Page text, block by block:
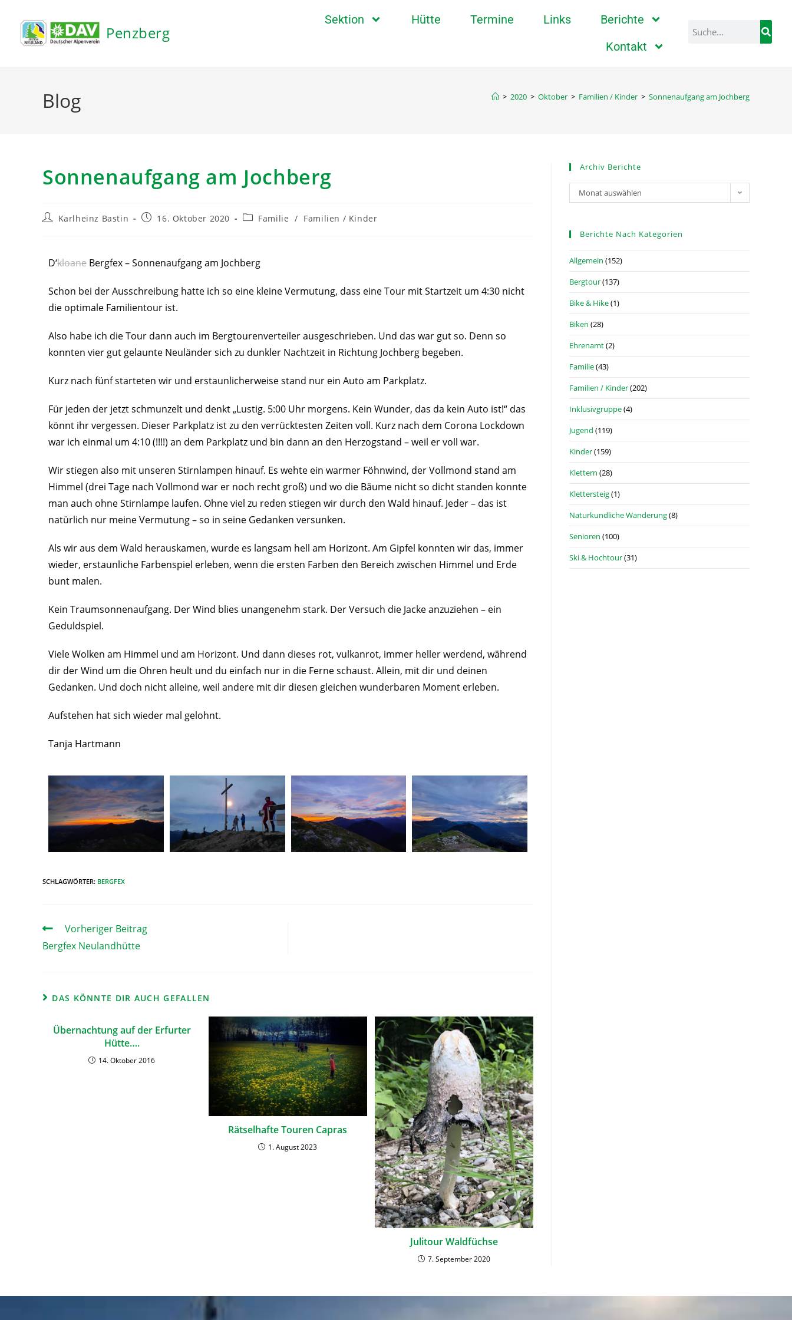
Penzberg
Sektion Hütte Termine Links
Berichte
Kontakt
Blog > 2020 > Oktober > Familien / Kinder > Sonnenaufgang am Jochberg
Sonnenaufgang am Jochberg
Karlheinz Bastin 16. Oktober 2020 Familie / Familien / Kinder
D‘kloane Bergfex – Sonnenaufgang am Jochberg
Schon bei der Ausschreibung hatte ich so eine kleine Vermutung, dass eine Tour mit Startzeit um 4:30 nicht
die optimale Familientour ist.
Also habe ich die Tour dann auch im Bergtourenverteiler ausgeschrieben. Und das war gut so. Denn so
konnten vier gut gelaunte Neuländer sich zu dunkler Nachtzeit in Richtung Jochberg begeben.
Kurz nach fünf starteten wir und erstaunlicherweise stand nur ein Auto am Parkplatz.
Für jeden der jetzt schmunzelt und denkt „Lustig. 5:00 Uhr morgens. Kein Wunder, das da kein Auto ist!“ das
könnt ihr vergessen. Dieser Parkplatz ist zu den verrücktesten Zeiten voll. Kurz nach dem Corona Lockdown
war ich einmal um 4:10 (!!!!) an dem Parkplatz und bin dann an den Herzogstand – weil er voll war.
Wir stiegen also mit unseren Stirnlampen hinauf. Es wehte ein warmer Föhnwind, der Vollmond stand am
Himmel (drei Tage nach Vollmond war er noch recht groß) und wo die Bäume nicht so dicht standen konnte
man auch ohne Stirnlampe laufen. Ohne viel zu reden stiegen wir durch den Wald hinauf. Jeder – das ist
natürlich nur meine Vermutung – so in seine Gedanken versunken.
Als wir aus dem Wald herauskamen, wurde es langsam hell am Horizont. Am Gipfel konnten wir das, immer
wieder, erstaunliche Farbenspiel erleben, wenn die ersten Farben den Bereich zwischen Himmel und Erde
bunt malen.
Kein Traumsonnenaufgang. Der Wind blies unangenehm stark. Der Versuch die Jacke anzuziehen – ein
Geduldspiel.
Viele Wolken am Himmel und am Horizont. Und dann dieses rot, vulkanrot, immer heller werdend, während
dir der Wind um die Ohren heult und du einfach nur in die Ferne schaust. Allein, mit dir und deinen
Gedanken. Und doch nicht alleine, weil andere mit dir diesen gleichen wunderbaren Moment erleben.
Aufstehen hat sich wieder mal gelohnt.
Tanja Hartmann
SCHLAGWÖRTER: BERGFEX
Vorheriger Beitrag
Bergfex Neulandhütte
DAS KÖNNTE DIR AUCH GEFALLEN
Übernachtung auf der Erfurter
Hütte….
14. Oktober 2016
Rätselhafte Touren Capras
1. August 2023
Julitour Waldfüchse
7. September 2020
Archiv Berichte
Monat auswählen
Berichte Nach Kategorien
Allgemein (152)
Bergtour(137)
Bike & Hike(1)
Biken (28)
Ehrenamt(2)
Familie(43)
Familien / Kinder(202)
Inklusivgruppe(4)
Jugend (119)
Kinder(159)
Klettern (28)
Klettersteig(1)
Naturkundliche Wanderung(8)
Senioren (100)
Ski & Hochtour(31)